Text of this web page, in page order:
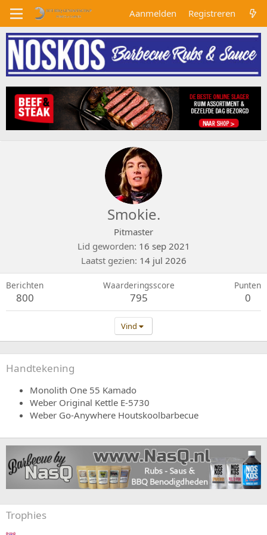
Aanmelden Registreren
Smokie.
Pitmaster
Lid geworden 16 sep 2021
Laatst gezien 14 jul 2026
Berichten
800
Waarderingsscore
795
Punten
0
Vind
Handtekening
Monolith One 55 Kamado
Weber Original Kettle E-5730
Weber Go-Anywhere Houtskoolbarbecue
Trophies